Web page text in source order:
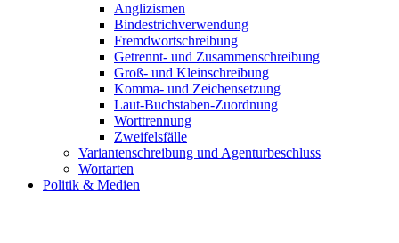
Anglizismen
Bindestrichverwendung
Fremdwortschreibung
Getrennt- und Zusammenschreibung
Groß- und Kleinschreibung
Komma- und Zeichensetzung
Laut-Buchstaben-Zuordnung
Worttrennung
Zweifelsfälle
Variantenschreibung und Agenturbeschluss
Wortarten
Politik & Medien